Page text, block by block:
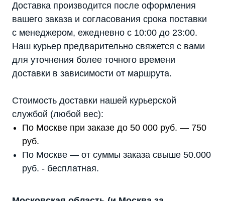
Доставка производится после оформления
вашего заказа и согласования срока поставки
с менеджером, ежедневно с 10:00 до 23:00.
Наш курьер предварительно свяжется с вами
для уточнения более точного времени
доставки в зависимости от маршрута.
Стоимость доставки нашей курьерской
службой (любой вес):
По Москве при заказе до 50 000 руб. — 750
руб.
По Москве — от суммы заказа свыше 50.000
руб. - бесплатная.